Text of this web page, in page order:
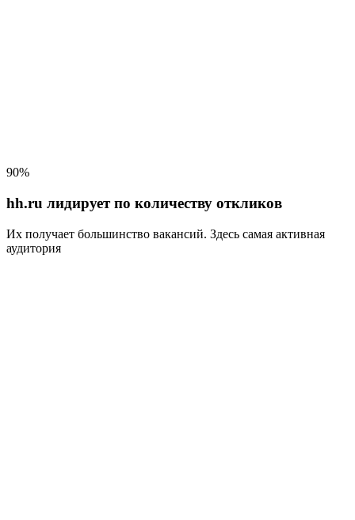
90%
hh.ru лидирует по количеству откликов
Их получает большинство вакансий. Здесь самая активная
аудитория